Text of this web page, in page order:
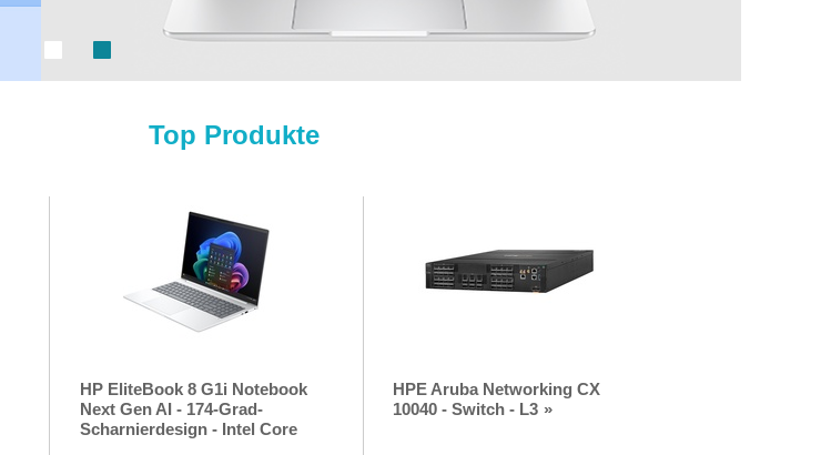
Top Produkte
HP EliteBook 8 G1i Notebook
Next Gen AI - 174-Grad-
Scharnierdesign - Intel Core
HPE Aruba Networking CX
10040 - Switch - L3